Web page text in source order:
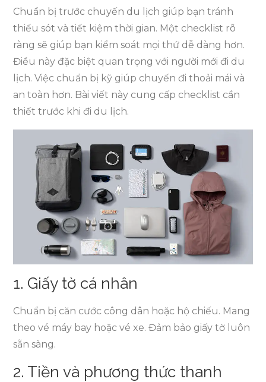
Chuẩn bị trước chuyến du lịch giúp bạn tránh
thiếu sót và tiết kiệm thời gian. Một checklist rõ
ràng sẽ giúp bạn kiểm soát mọi thứ dễ dàng hơn.
Điều này đặc biệt quan trọng với người mới đi du
lịch. Việc chuẩn bị kỹ giúp chuyến đi thoải mái và
an toàn hơn. Bài viết này cung cấp checklist cần
thiết trước khi đi du lịch.
1. Giấy tờ cá nhân
Chuẩn bị căn cước công dân hoặc hộ chiếu. Mang
theo vé máy bay hoặc vé xe. Đảm bảo giấy tờ luôn
sẵn sàng.
2. Tiền và phương thức thanh